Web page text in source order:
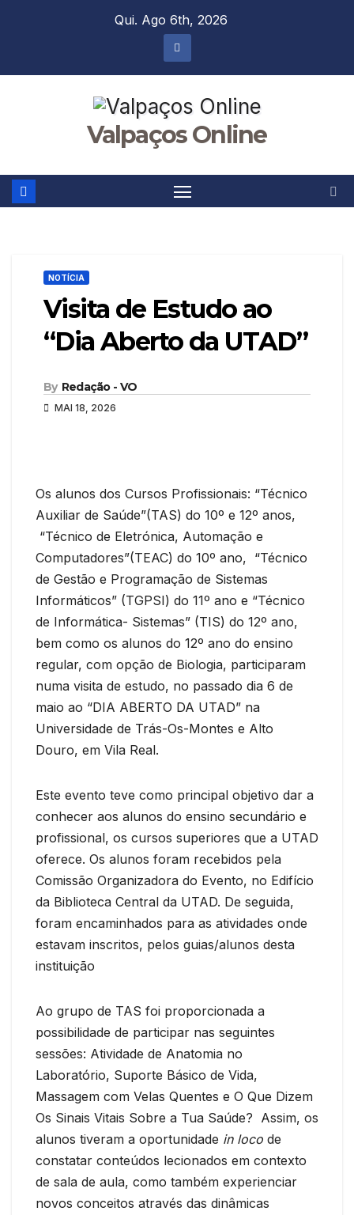
Qui. Ago 6th, 2026
Valpaços Online
NOTÍCIA
Visita de Estudo ao
“Dia Aberto da UTAD”
By Redação - VO
MAI 18, 2026
Os alunos dos Cursos Profissionais: “Técnico
Auxiliar de Saúde”(TAS) do 10º e 12º anos,
“Técnico de Eletrónica, Automação e
Computadores”(TEAC) do 10º ano, “Técnico
de Gestão e Programação de Sistemas
Informáticos” (TGPSI) do 11º ano e “Técnico
de Informática- Sistemas” (TIS) do 12º ano,
bem como os alunos do 12º ano do ensino
regular, com opção de Biologia, participaram
numa visita de estudo, no passado dia 6 de
maio ao “DIA ABERTO DA UTAD” na
Universidade de Trás-Os-Montes e Alto
Douro, em Vila Real.
Este evento teve como principal objetivo dar a
conhecer aos alunos do ensino secundário e
profissional, os cursos superiores que a UTAD
oferece. Os alunos foram recebidos pela
Comissão Organizadora do Evento, no Edifício
da Biblioteca Central da UTAD. De seguida,
foram encaminhados para as atividades onde
estavam inscritos, pelos guias/alunos desta
instituição
Ao grupo de TAS foi proporcionada a
possibilidade de participar nas seguintes
sessões: Atividade de Anatomia no
Laboratório, Suporte Básico de Vida,
Massagem com Velas Quentes e O Que Dizem
Os Sinais Vitais Sobre a Tua Saúde? Assim, os
alunos tiveram a oportunidade in loco de
constatar conteúdos lecionados em contexto
de sala de aula, como também experienciar
novos conceitos através das dinâmicas